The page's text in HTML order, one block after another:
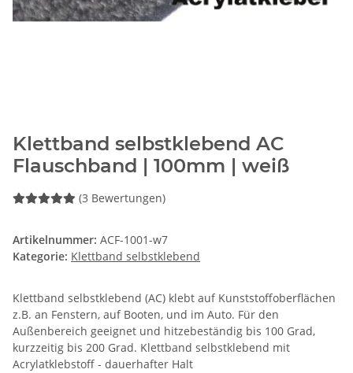
Klettband selbstklebend AC
Flauschband | 100mm | weiß
(3 Bewertungen)
Artikelnummer: ACF-1001-w7
Kategorie: Klettband selbstklebend
Klettband selbstklebend (AC) klebt auf Kunststoffoberflächen
z.B. an Fenstern, auf Booten, und im Auto. Für den
Außenbereich geeignet und hitzebeständig bis 100 Grad,
kurzzeitig bis 200 Grad. Klettband selbstklebend mit
Acrylatklebstoff - dauerhafter Halt